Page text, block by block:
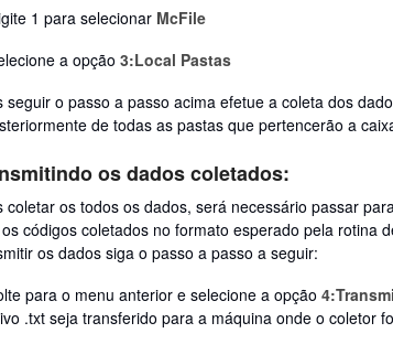
1 para selecionar McFile
a opção 3:Local Pastas
seguir o passo a passo acima efetue a coleta dos
de todas as pastas que pertencerão a
os dados coletados:
coletar os todos os dados, será necessário passar
códigos coletados no formato esperado pela rotina
os dados siga o passo a passo a seguir:
para o menu anterior e selecione a opção
.txt seja transferido para a máquina onde o coletor